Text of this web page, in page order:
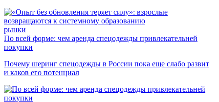
рынки
По всей форме: чем аренда спецодежды привлекательней
покупки
Почему шеринг спецодежды в России пока еще слабо развит
и каков его потенциал